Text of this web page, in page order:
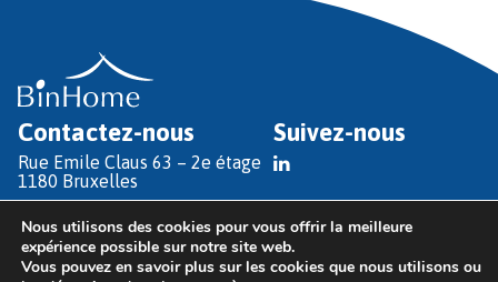
Contactez-nous
Rue Emile Claus 63 – 2e étage
1180 Bruxelles
T +32 (0)2 486 69 00
Einfo@binhome.brussels
Suivez-nous
Nous utilisons des cookies pour vous offrir la meilleure
expérience possible sur notre site web.
Vous pouvez en savoir plus sur les cookies que nous utilisons ou